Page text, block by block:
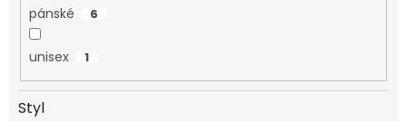
pánské 6
unisex 1
Styl